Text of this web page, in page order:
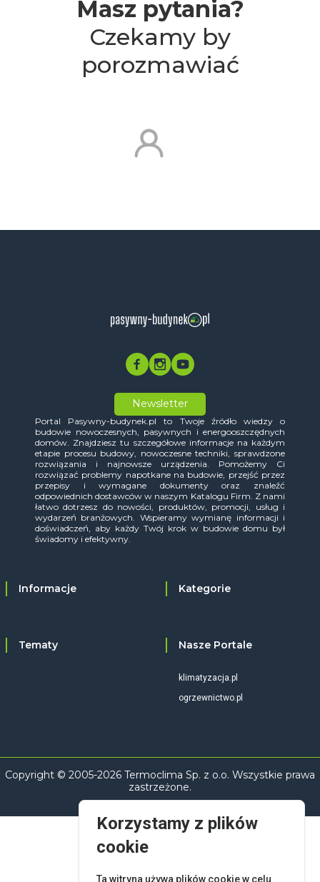
Masz pytania?
Czekamy by
porozmawiać
Newsletter
Portal Pasywny-budynek.pl to Twoje źródło wiedzy o
budowie nowoczesnych, pasywnych i energooszczędnych
domów. Znajdziesz tu szczegółowe informacje na każdym
etapie procesu budowy, nowoczesne techniki, sprawdzone
rozwiązania i najnowsze urządzenia. Pomożemy Ci
rozwiązać problemy napotkane na budowie, przejść przez
przepisy i wymagane dokumenty oraz znaleźć
odpowiednich dostawców w naszym Katalogu Firm. Z nami
łatwo dotrzesz do nowości, produktów, promocji, usług i
wydarzeń branżowych. Wspieramy wymianę informacji i
doświadczeń, aby każdy Twój krok w budowie domu był
świadomy i efektywny.
Informacje Kategorie
Tematy Nasze Portale
klimatyzacja.pl
ogrzewnictwo.pl
Copyright © 2005-2026 Termoclima Sp. z o.o. Wszystkie prawa
zastrzeżone.
Korzystamy z plików
cookie
Ta witryna używa plików cookie w celu